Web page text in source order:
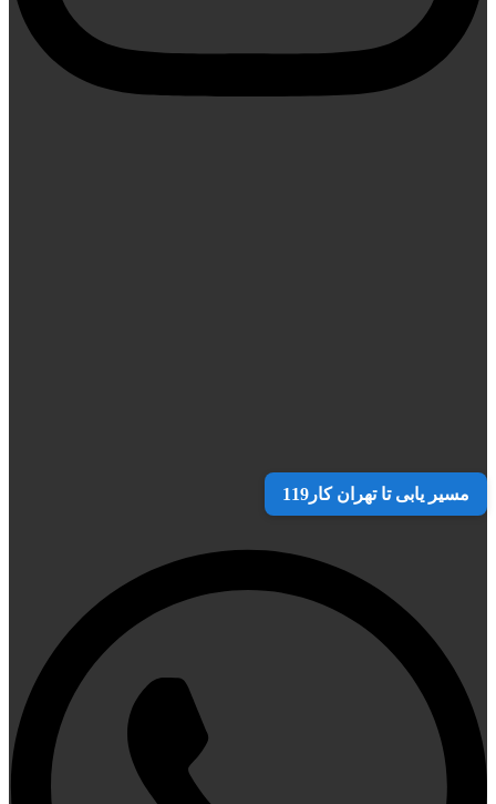
مسیر یابی تا تهران کار119